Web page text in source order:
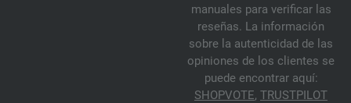
manuales para verificar las
reseñas. La información
sobre la autenticidad de las
opiniones de los clientes se
puede encontrar aquí:
SHOPVOTE, TRUSTPILOT